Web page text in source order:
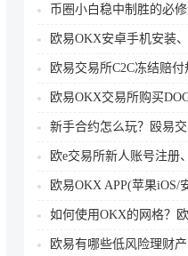
币圈小白稳中制胜的必
欧易OKX安卓手机安装、注册、实名认证
欧易交易所C2C冻结赔付规
欧易OKX交易所购买DOGE狗
新手合约怎么玩？殴易交易所永续合约操
欧e交易所新人账号注册、身份认
欧易OKX APP(苹果iOS/安卓
如何使用OKX的网格？欧易策略交易
欧易有哪些低风险理财产品？欧易五大